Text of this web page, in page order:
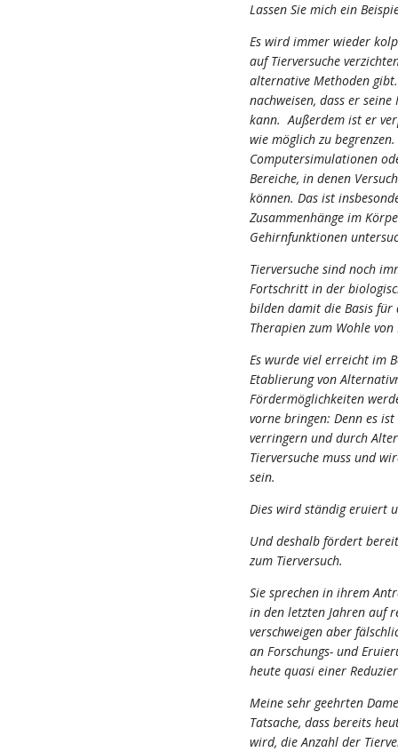
Lassen Sie mich ein
Es wird immer wieder
auf Tierversuche
alternative Methoden
nachweisen, dass er
kann. Außerdem ist er
wie möglich zu
Computersimulationen
Bereiche, in denen
können. Das ist
Zusammenhänge im
Gehirnfunktionen
Tierversuche sind noch
Fortschritt in der
bilden damit die Basis für
Therapien zum Wohle
Es wurde viel erreicht im
Etablierung von
Fördermöglichkeiten
vorne bringen: Denn es
verringern und durch
Tierversuche muss und
sein.
Dies wird ständig eruiert
Und deshalb fördert
zum Tierversuch.
Sie sprechen in ihrem
in den letzten Jahren auf
verschweigen aber
an Forschungs- und
heute quasi einer
Meine sehr geehrten
Tatsache, dass bereits
wird, die Anzahl der